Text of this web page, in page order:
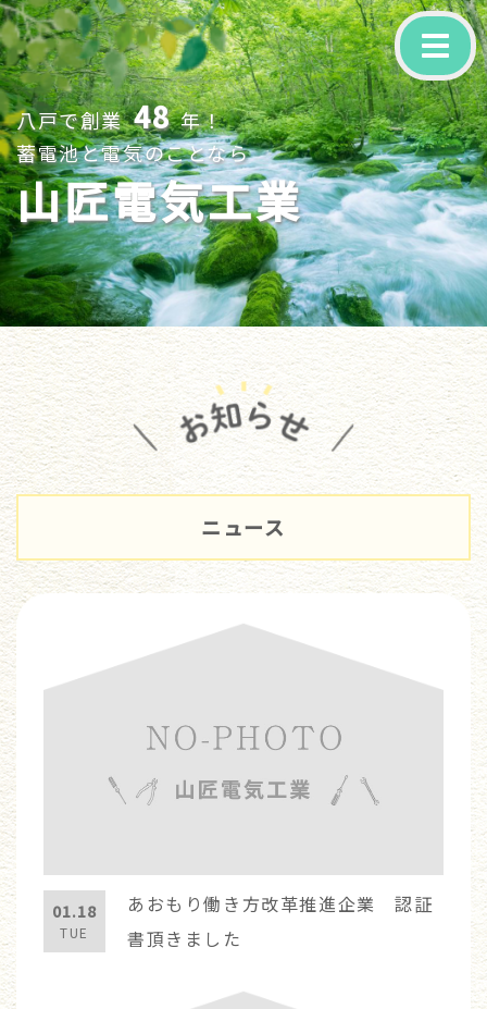
-
八戸で創業 48 年！
蓄電池と電気のことなら
山匠電気工業
ニュース
01.18
TUE
あおもり働き方改革推進企業 認証
書頂きました